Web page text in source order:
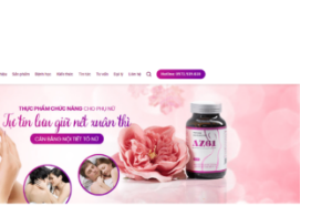
.vn (1 năm)
(+550,000 ₫)
(1 năm)(+700,000 ₫)
(1 năm)(+1,000,000 ₫)